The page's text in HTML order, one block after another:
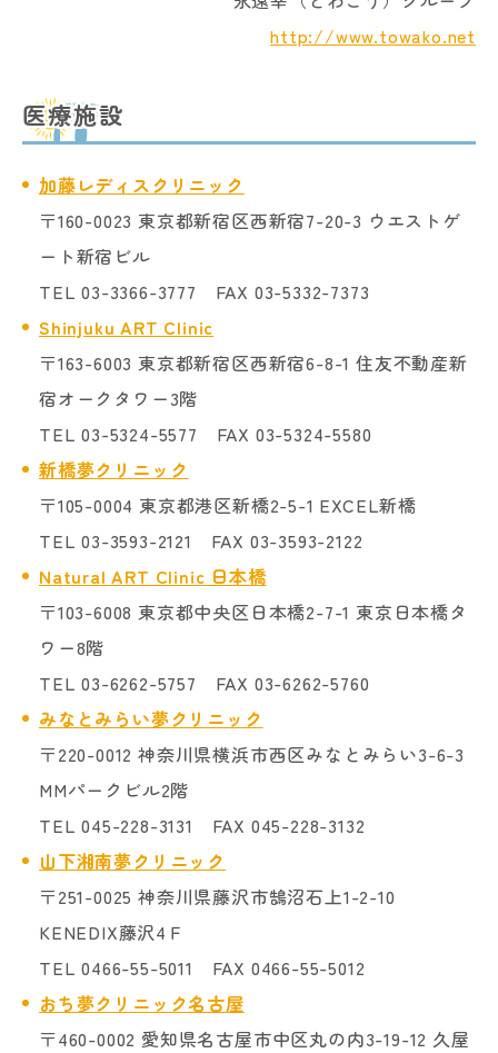
http://www.towako.net
医療施設
加藤レディスクリニック
〒160-0023 東京都新宿区西新宿7-20-3 ウエストゲ
ート新宿ビル
TEL 03-3366-3777 FAX 03-5332-7373
Shinjuku ART Clinic
〒163-6003 東京都新宿区西新宿6-8-1 住友不動産新
宿オークタワー3階
TEL 03-5324-5577 FAX 03-5324-5580
新橋夢クリニック
〒105-0004 東京都港区新橋2-5-1 EXCEL新橋
TEL 03-3593-2121 FAX 03-3593-2122
Natural ART Clinic 日本橋
〒103-6008 東京都中央区日本橋2-7-1 東京日本橋タ
ワー8階
TEL 03-6262-5757 FAX 03-6262-5760
みなとみらい夢クリニック
〒220-0012 神奈川県横浜市西区みなとみらい3-6-3
MMパークビル2階
TEL 045-228-3131 FAX 045-228-3132
山下湘南夢クリニック
〒251-0025 神奈川県藤沢市鵠沼石上1-2-10
KENEDIX藤沢4Ｆ
TEL 0466-55-5011 FAX 0466-55-5012
おち夢クリニック名古屋
〒460-0002 愛知県名古屋市中区丸の内3-19-12 久屋